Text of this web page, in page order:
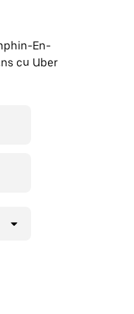
En-
cu Uber